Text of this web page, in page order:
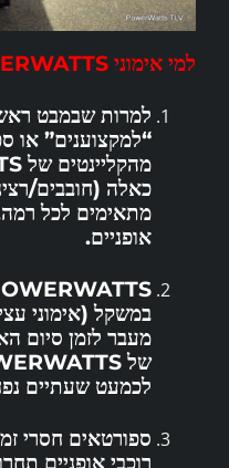
למי אימוני POWERWATTS מתאימים ?
למרות שבמבט
כאלה (חובבים/
מתאימים לכל
אופניים.
במשקל (אימוני
מעבר לזמן סיום
לכמעט שעתיים
ספורטאים חסרי